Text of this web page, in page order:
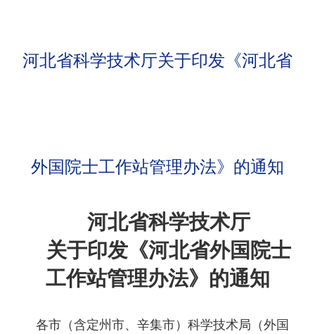
河北省科学技术厅关于印发《河北省
外国院士工作站管理办法》的通知
河北省科学技术厅
关于印发《河北省外国院士
工作站管理办法》的通知
各市（含定州市、辛集市）科学技术局（外国